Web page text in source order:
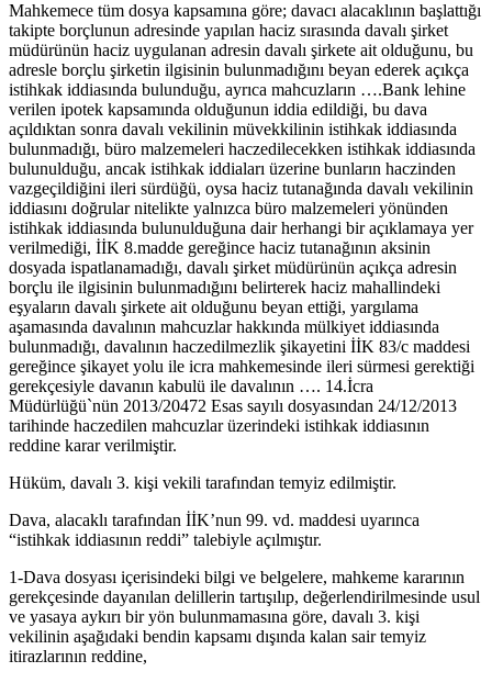
Mahkemece tüm dosya kapsamına göre; davacı alacaklının başlattığı
takipte borçlunun adresinde yapılan haciz sırasında davalı şirket
müdürünün haciz uygulanan adresin davalı şirkete ait olduğunu, bu
adresle borçlu şirketin ilgisinin bulunmadığını beyan ederek açıkça
istihkak iddiasında bulunduğu, ayrıca mahcuzların ….Bank lehine
verilen ipotek kapsamında olduğunun iddia edildiği, bu dava
açıldıktan sonra davalı vekilinin müvekkilinin istihkak iddiasında
bulunmadığı, büro malzemeleri haczedilecekken istihkak iddiasında
bulunulduğu, ancak istihkak iddiaları üzerine bunların haczinden
vazgeçildiğini ileri sürdüğü, oysa haciz tutanağında davalı vekilinin
iddiasını doğrular nitelikte yalnızca büro malzemeleri yönünden
istihkak iddiasında bulunulduğuna dair herhangi bir açıklamaya yer
verilmediği, İİK 8.madde gereğince haciz tutanağının aksinin
dosyada ispatlanamadığı, davalı şirket müdürünün açıkça adresin
borçlu ile ilgisinin bulunmadığını belirterek haciz mahallindeki
eşyaların davalı şirkete ait olduğunu beyan ettiği, yargılama
aşamasında davalının mahcuzlar hakkında mülkiyet iddiasında
bulunmadığı, davalının haczedilmezlik şikayetini İİK 83/c maddesi
gereğince şikayet yolu ile icra mahkemesinde ileri sürmesi gerektiği
gerekçesiyle davanın kabulü ile davalının …. 14.İcra
Müdürlüğü`nün 2013/20472 Esas sayılı dosyasından 24/12/2013
tarihinde haczedilen mahcuzlar üzerindeki istihkak iddiasının
reddine karar verilmiştir.
Hüküm, davalı 3. kişi vekili tarafından temyiz edilmiştir.
Dava, alacaklı tarafından İİK’nun 99. vd. maddesi uyarınca
“istihkak iddiasının reddi” talebiyle açılmıştır.
1-Dava dosyası içerisindeki bilgi ve belgelere, mahkeme kararının
gerekçesinde dayanılan delillerin tartışılıp, değerlendirilmesinde usul
ve yasaya aykırı bir yön bulunmamasına göre, davalı 3. kişi
vekilinin aşağıdaki bendin kapsamı dışında kalan sair temyiz
itirazlarının reddine,